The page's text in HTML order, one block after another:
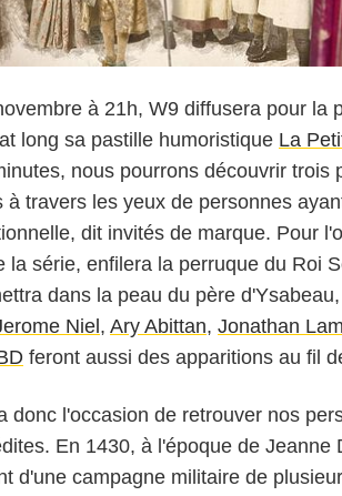
à 21h, W9 diffusera pour la
long sa pastille humoristique La
nous pourrons découvrir trois
à travers les yeux de personnes
dit invités de marque. Pour
la série, enfilera la perruque du Roi
dans la peau du père
Niel , Ary Abittan, Jonathan
feront aussi des apparitions au fil
donc l'occasion de retrouver nos
En 1430, à l'époque de Jeanne
d'une campagne militaire de